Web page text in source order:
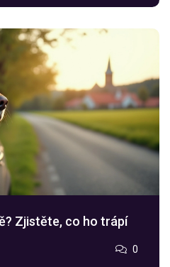
aby bylo vše v
psem.
Zjistěte, co ho trápí
0